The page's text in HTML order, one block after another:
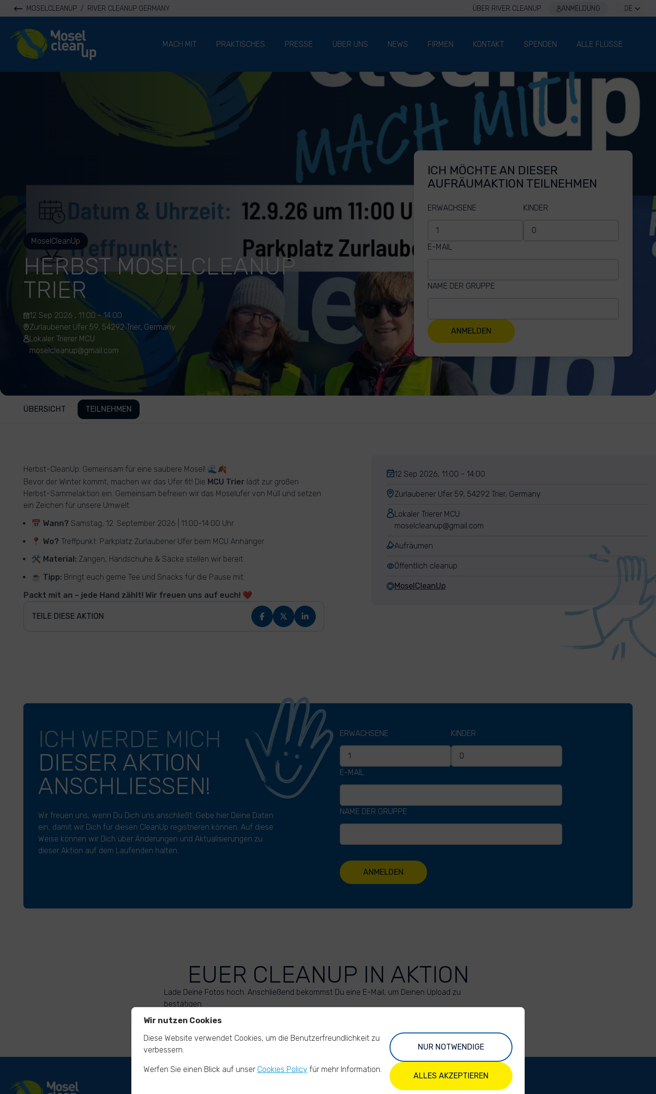
MOSELCLEANUP / RIVER CLEANUP GERMANY ÜBER RIVER CLEANUP ANMELDUNG DE
River Cleanup
MACH MIT
PRAKTISCHES PRESSE ÜBER UNS NEWS FIRMEN KONTAKT SPENDEN ALLE FLÜSSE
MoselCleanUp
HERBST MOSELCLEANUP
TRIER
12 Sep 2026 , 11:00 - 14:00
Zurlaubener Ufer 59, 54292 Trier, Germany
Lokaler Trierer MCU
moselcleanup@gmail.com
ICH MÖCHTE AN DIESER
AUFRÄUMAKTION TEILNEHMEN
ERWACHSENE KINDER
E-MAIL
NAME DER GRUPPE
ANMELDEN
ÜBERSICHT TEILNEHMEN
Herbst-CleanUp: Gemeinsam für eine saubere Mosel! 🌊🍂
Bevor der Winter kommt, machen wir das Ufer fit! Die MCU Trier lädt zur großen
Herbst-Sammelaktion ein. Gemeinsam befreien wir das Moselufer von Müll und setzen
ein Zeichen für unsere Umwelt.
📅 Wann? Samstag, 12. September 2026 | 11:00-14:00 Uhr
📍 Wo? Treffpunkt: Parkplatz Zurlaubener Ufer beim MCU Anhänger
🛠 Material: Zangen, Handschuhe & Säcke stellen wir bereit.
☕ Tipp: Bringt euch gerne Tee und Snacks für die Pause mit.
Packt mit an – jede Hand zählt! Wir freuen uns auf euch! ❤️
TEILE DIESE AKTION
12 Sep 2026, 11:00 - 14:00
Zurlaubener Ufer 59, 54292 Trier, Germany
Lokaler Trierer MCU
moselcleanup@gmail.com
Aufräumen
Öffentlich cleanup
MoselCleanUp
ICH WERDE MICH
DIESER AKTION
ANSCHLIESSEN!
Wir freuen uns, wenn Du Dich uns anschließt. Gebe hier Deine Daten
ein, damit wir Dich für diesen CleanUp registrieren können. Auf diese
Weise können wir Dich über Änderungen und Aktualisierungen zu
dieser Aktion auf dem Laufenden halten.
ERWACHSENE KINDER
E-MAIL
NAME DER GRUPPE
ANMELDEN
EUER CLEANUP IN AKTION
Lade Deine Fotos hoch. Anschließend bekommst Du eine E-Mail, um Deinen Upload zu
bestätigen.
Wir nutzen Cookies
Diese Website verwendet Cookies, um die Benutzerfreundlichkeit zu
verbessern.
Werfen Sie einen Blick auf unser Cookies Policy für mehr Information.
NUR NOTWENDIGE
ALLES AKZEPTIEREN